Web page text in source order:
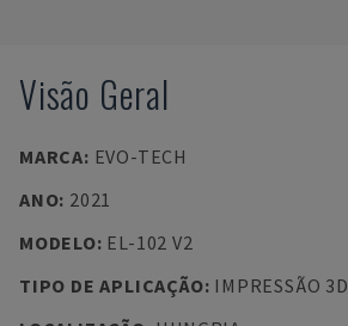
Visão Geral
MARCA: EVO-TECH
ANO: 2021
MODELO: EL-102 V2
TIPO DE APLICAÇÃO: IMPRESSÃO 3D